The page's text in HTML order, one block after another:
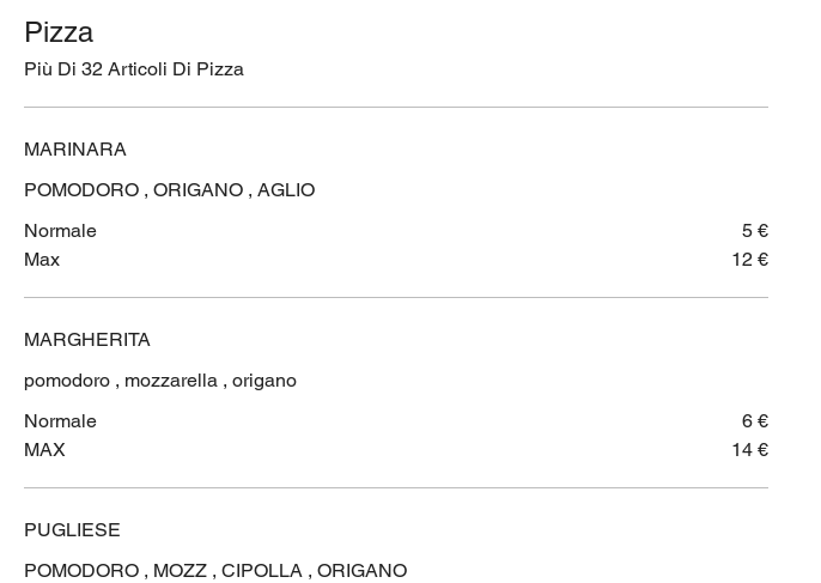
Pizza
Più Di 32 Articoli Di Pizza
MARINARA
POMODORO , ORIGANO , AGLIO
Normale
5 €
Max
12 €
MARGHERITA
pomodoro , mozzarella , origano
Normale
6 €
MAX
14 €
PUGLIESE
POMODORO , MOZZ , CIPOLLA , ORIGANO